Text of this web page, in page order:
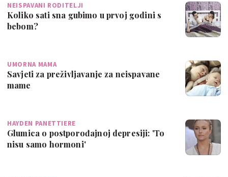
NEISPAVANI RODITELJI
Koliko sati sna gubimo u prvoj godini s
bebom?
UMORNA MAMA
Savjeti za preživljavanje za neispavane
mame
HAYDEN PANETTIERE
Glumica o postporođajnoj depresiji: 'To
nisu samo hormoni'